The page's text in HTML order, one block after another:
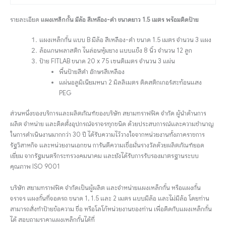
รายละเอียด แผงเหล็กกั้น มีล้อ สีเหลือง-ดำ ขนาดยาว 1.5 เมตร พร้อมติดป้าย
แผงเหล็กกั้น แบบ B มีล้อ สีเหลือง-ดำ ขนาด 1.5 เมตร จำนวน 3 แผง
ล้อแกนพลาสติก ไนล่อนหุ้มยาง แบบแข็ง 8 นิ้ว จำนวน 12 ลูก
ป้าย FITLAB ขนาด 20 x 75 เซนติเมตร จำนวน 3 แผ่น
พื้นป้ายสีดำ อักษรสีเหลือง
แผ่นอลูมิเนียมหนา 2 มิลลิเมตร ติดสติกเกอร์สะท้อนแสง
PEG
ส่วนหนึ่งของบริการและผลิตภัณฑ์ของบริษัท สยามทราฟฟิค จำกัด ผู้นำด้านการ
ผลิต จำหน่าย และติดตั้งอุปกรณ์จราจรทุกชนิด ด้วยประสบการณ์และความชำนาญ
ในการดำเนินงานมากกว่า 30 ปี ได้รับความไว้วางใจจากหน่วยงานทั้งภาคราชการ
รัฐวิสาหกิจ และหน่วยงานเอกชน การันตีความเชื่อมั่นรางวัลด้วยผลิตภัณฑ์ยอด
เยี่ยม จากรัฐมนตรีกระทรวงคมนาคม และยังได้รับการรับรองมาตรฐานระบบ
คุณภาพ ISO 9001
บริษัท สยามทราฟฟิค จำกัดเป็นผู้ผลิต และจำหน่ายแผงเหล็กกั้น หรือแผงกั้น
จราจร แผงกั้นที่จอดรถ ขนาด 1, 1.5 และ 2 เมตร แบบมีล้อ และไม่มีล้อ โดยท่าน
สามารถสั่งทำป้ายข้อความ ชื่อ หรือโลโก้หน่วยงานของท่าน เพื่อติดกับแผงเหล็กกั้น
ได้ สอบถามราคาแผงเหล็กกั้นได้ที่